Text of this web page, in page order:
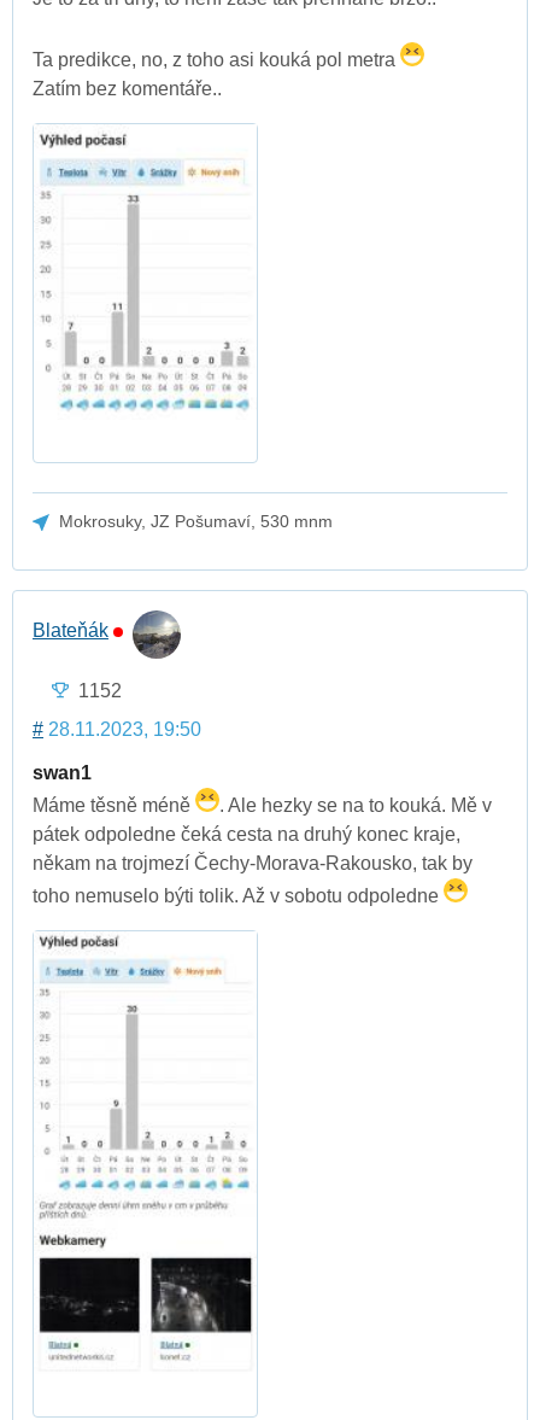
Ta predikce, no, z toho asi kouká pol metra
Zatím bez komentáře..
Mokrosuky, JZ Pošumaví, 530 mnm
Blateňák
1152
# 28.11.2023, 19:50
swan1
Máme těsně méně
. Ale hezky se na to kouká. Mě v
pátek odpoledne čeká cesta na druhý konec kraje,
někam na trojmezí Čechy-Morava-Rakousko, tak by
toho nemuselo býti tolik. Až v sobotu odpoledne